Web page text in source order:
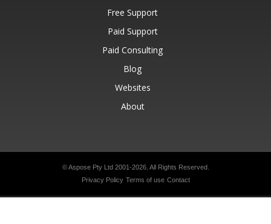
Free Support
Paid Support
Paid Consulting
Blog
Websites
About
© Aspose Pty Ltd 2001-2026. All Rights Reserved.
Privacy Policy Terms of use Contact